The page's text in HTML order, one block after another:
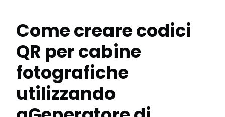
Come creare codici
QR per cabine
fotografiche
utilizzando